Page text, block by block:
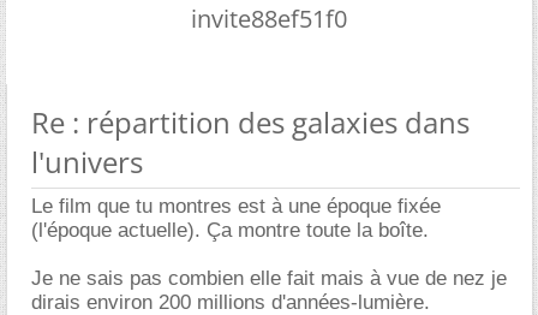
invite88ef51f0
Re : répartition des galaxies dans
l'univers
Le film que tu montres est à une époque fixée
(l'époque actuelle). Ça montre toute la boîte.
Je ne sais pas combien elle fait mais à vue de nez je
dirais environ 200 millions d'années-lumière.